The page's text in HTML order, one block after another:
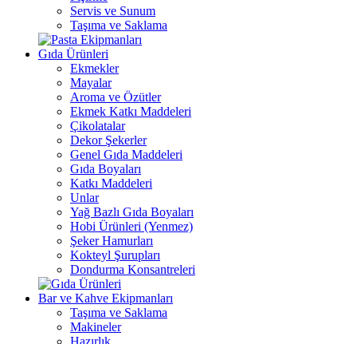
Servis ve Sunum
Taşıma ve Saklama
Gıda Ürünleri
Ekmekler
Mayalar
Aroma ve Özütler
Ekmek Katkı Maddeleri
Çikolatalar
Dekor Şekerler
Genel Gıda Maddeleri
Gıda Boyaları
Katkı Maddeleri
Unlar
Yağ Bazlı Gıda Boyaları
Hobi Ürünleri (Yenmez)
Şeker Hamurları
Kokteyl Şurupları
Dondurma Konsantreleri
Bar ve Kahve Ekipmanları
Taşıma ve Saklama
Makineler
Hazırlık